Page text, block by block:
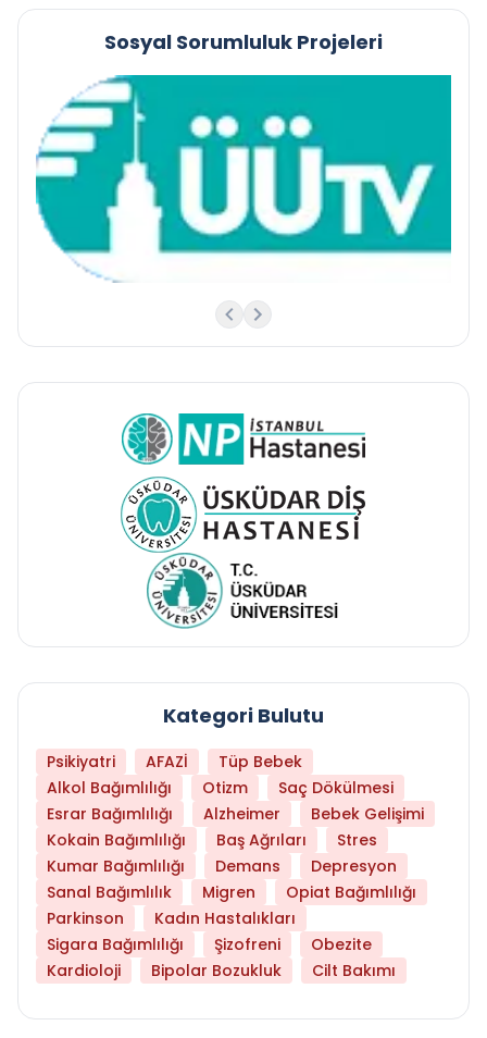
Sosyal Sorumluluk Projeleri
Kategori Bulutu
Psikiyatri AFAZİ
Tüp Bebek
Alkol Bağımlılığı
Otizm
Saç Dökülmesi
Esrar Bağımlılığı
Alzheimer
Bebek Gelişimi
Kokain Bağımlılığı
Baş Ağrıları
Stres
Kumar Bağımlılığı
Demans
Depresyon
Sanal Bağımlılık
Migren
Opiat Bağımlılığı
Parkinson
Kadın Hastalıkları
Sigara Bağımlılığı
Şizofreni
Obezite
Kardioloji
Bipolar Bozukluk Cilt Bakımı